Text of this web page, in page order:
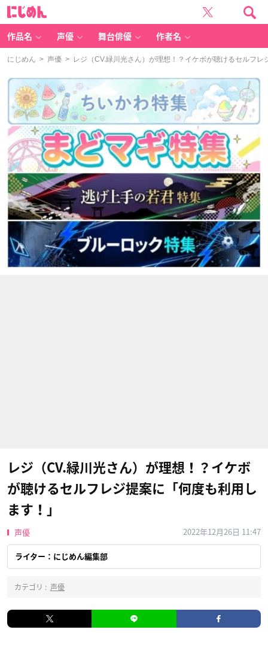
作品名 声優 舞台俳優 作者名
にじめん > 声優 > レジ（CV.緑川光さん）が理想！？イケボが聴けるセルフレ
レジ（CV.緑川光さん）が理想！？イケボ
が聴けるセルフレジ提案に「何度も利用し
ます！」
声優 2022年12月26日 11:47
ライター：にじめん編集部
カテゴリ : 声優